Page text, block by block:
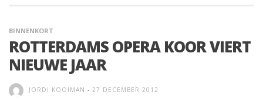
BINNENKORT
ROTTERDAMS OPERA KOOR VIERT
NIEUWE JAAR
JORDI KOOIMAN - 27 DECEMBER 2012